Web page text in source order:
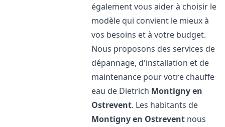
également vous aider à choisir le
modèle qui convient le mieux à
vos besoins et à votre budget.
Nous proposons des services de
dépannage, d'installation et de
maintenance pour votre chauffe
eau de Dietrich Montigny en
Ostrevent. Les habitants de
Montigny en Ostrevent nous